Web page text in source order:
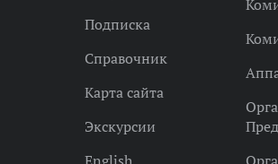
Подписка
Справочник
Карта сайта
Экскурсии
English